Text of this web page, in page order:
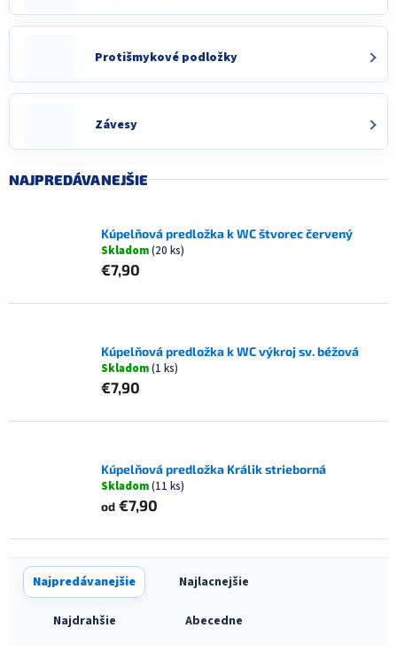
Protišmykové podložky
Závesy
NAJPREDÁVANEJŠIE
Kúpelňová predložka k WC štvorec červený
Skladom(20 ks)
€7,90
Kúpelňová predložka k WC výkroj sv. béžová
Skladom(1 ks)
€7,90
Kúpelňová predložka Králik strieborná
Skladom(11 ks)
od €7,90
R
a
Najpredávanejšie Najlacnejšie
Najdrahšie Abecedne